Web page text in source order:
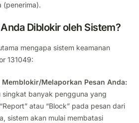
(penerima).
Diblokir oleh Sistem?
mengapa sistem keamanan
131049:
Memblokir/Melaporkan Pesan Anda:
banyak pengguna yang
atau “Block” pada pesan dari
sistem akan mulai membatasi